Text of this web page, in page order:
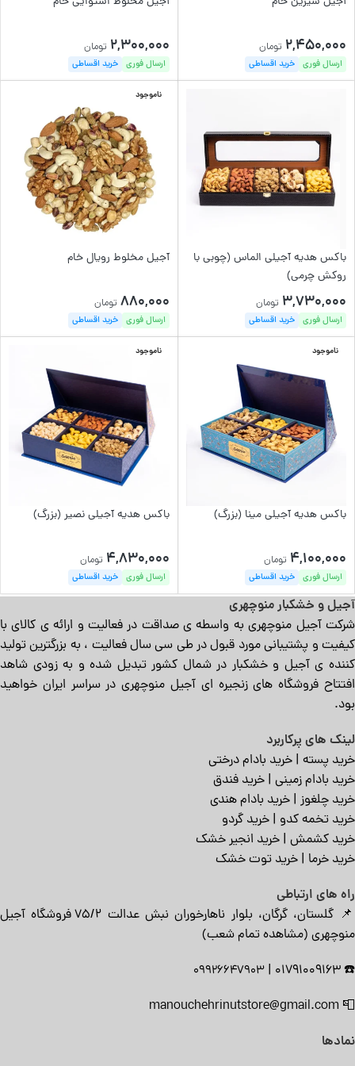
2,450,000 تومان
ارسال فوری خرید اقساطی
2,300,000 تومان
ارسال فوری خرید اقساطی
باکس هدیه آجیلی الماس (چوبی با
روکش چرمی)
3,730,000 تومان
ارسال فوری خرید اقساطی
ناموجود
آجیل مخلوط رویال خام
880,000 تومان
ارسال فوری خرید اقساطی
ناموجود
باکس هدیه آجیلی مینا (بزرگ)
4,100,000 تومان
ارسال فوری خرید اقساطی
ناموجود
باکس هدیه آجیلی نصیر (بزرگ)
4,830,000 تومان
ارسال فوری خرید اقساطی
آجیل و خشکبار منوچهری
شرکت آجیل منوچهری به واسطه ی صداقت در فعالیت و ارائه ی کالای با
کیفیت و پشتیبانی مورد قبول در طی سی سال فعالیت ، به بزرگترین تولید
کننده ی آجیل و خشکبار در شمال کشور تبدیل شده و به زودی شاهد
افتتاح فروشگاه های زنجیره ای آجیل منوچهری در سراسر ایران خواهید
بود.
لینک های پرکاربرد
خرید پسته | خرید بادام درختی
خرید بادام زمینی | خرید فندق
خرید چلغوز | خرید بادام هندی
خرید تخمه کدو | خرید گردو
خرید کشمش | خرید انجیر خشک
خرید خرما | خرید توت خشک
راه های ارتباطی
📌 گلستان، گرگان، بلوار ناهارخوران نبش عدالت ۷۵/۲ فروشگاه آجیل
منوچهری (مشاهده تمام شعب)
☎️
01791009163
|
09926647903
📮
manouchehrinutstore@gmail.com
نمادها